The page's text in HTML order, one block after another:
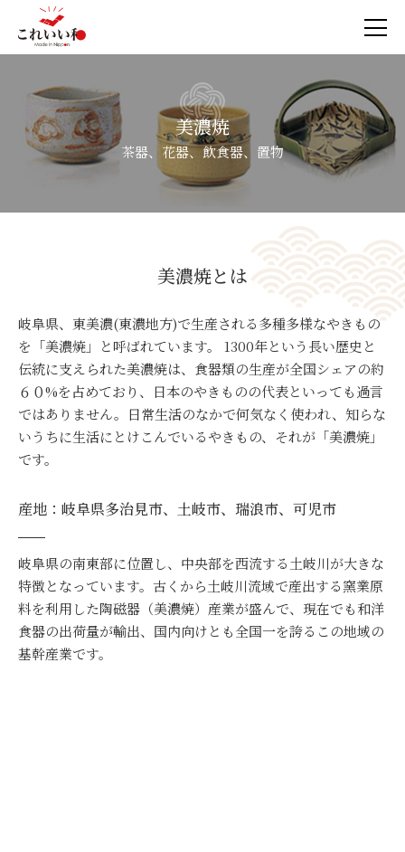
美濃焼
茶器、花器、飲食器、置物
美濃焼とは
岐阜県、東美濃(東濃地方)で生産される多種多様なやきもの
を「美濃焼」と呼ばれています。 1300年という長い歴史と
伝統に支えられた美濃焼は、食器類の生産が全国シェアの約
６０%を占めており、日本のやきものの代表といっても過言
ではありません。日常生活のなかで何気なく使われ、知らな
いうちに生活にとけこんでいるやきもの、それが「美濃焼」
です。
産地：岐阜県多治見市、土岐市、瑞浪市、可児市
岐阜県の南東部に位置し、中央部を西流する土岐川が大きな
特徴となっています。古くから土岐川流域で産出する窯業原
料を利用した陶磁器（美濃焼）産業が盛んで、現在でも和洋
食器の出荷量が輸出、国内向けとも全国一を誇るこの地域の
基幹産業です。